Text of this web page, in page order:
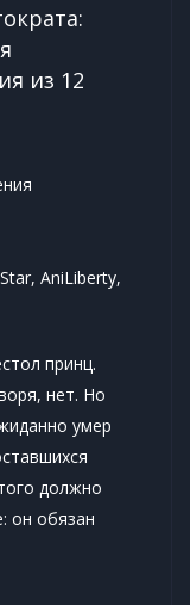
из 12
AniLiberty,
принц.
нет. Но
умер
должно
он обязан